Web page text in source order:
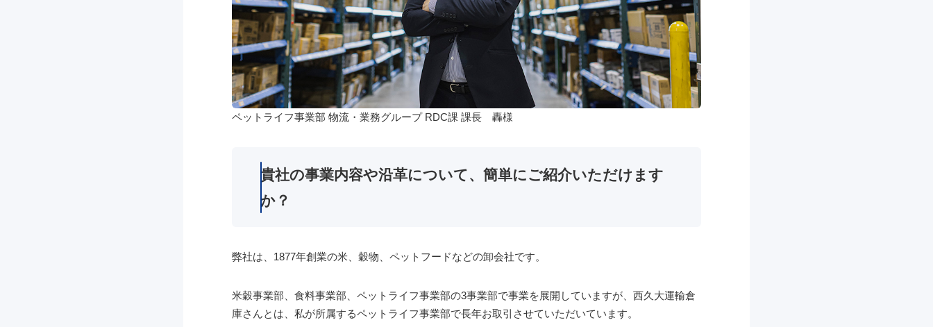
ペットライフ事業部 物流・業務グループ RDC課 課長 轟様
貴社の事業内容や沿革について、簡単にご紹介いただけます
か？
弊社は、1877年創業の米、穀物、ペットフードなどの卸会社です。
米穀事業部、食料事業部、ペットライフ事業部の3事業部で事業を展開していますが、西久大運輸倉
庫さんとは、私が所属するペットライフ事業部で長年お取引させていただいています。